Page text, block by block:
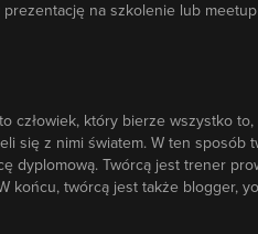
na szkolenie lub
człowiek, który bierze wszystko
się z nimi światem. W ten sposób
dyplomową. Twórcą jest trener
końcu, twórcą jest także blogger,